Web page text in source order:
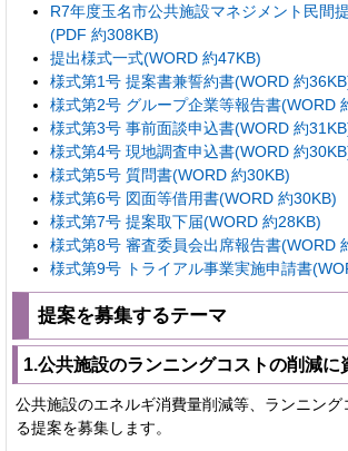
R7年度玉名市公共施設マネジメント民間
(PDF 約308KB)
提出様式一式(WORD 約47KB)
様式第1号 提案書兼誓約書(WORD 約
様式第2号 グループ企業等報告書(WORD
様式第3号 事前面談申込書(WORD 約
様式第4号 現地調査申込書(WORD 約
様式第5号 質問書(WORD 約30KB)
様式第6号 図面等借用書(WORD 約30KB)
様式第7号 提案取下届(WORD 約28KB)
様式第8号 審査委員会出席報告書(WORD
様式第9号 トライアル事業実施申請書
提案を募集するテーマ
1.公共施設のランニングコストの削減に
公共施設のエネルギ消費量削減等、ランニング
る提案を募集します。